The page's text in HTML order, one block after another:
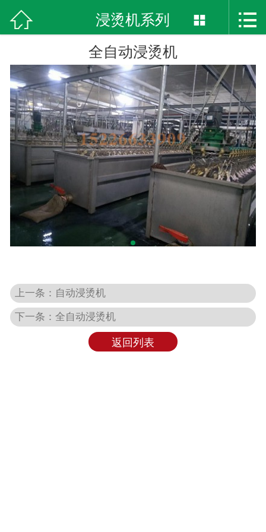
 首页
产品展示
热销产品
案例展示
最新资讯
 浸烫机系列  
全自动浸烫机
上一条：自动浸烫机
下一条：全自动浸烫机
返回列表